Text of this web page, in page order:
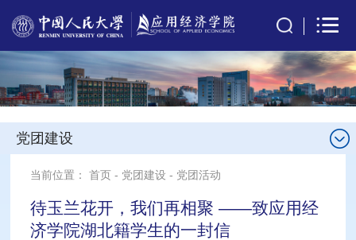
党团建设
当前位置：首页 - 党团建设 - 党团活动
待玉兰花开，我们再相聚 ——致应用经
济学院湖北籍学生的一封信